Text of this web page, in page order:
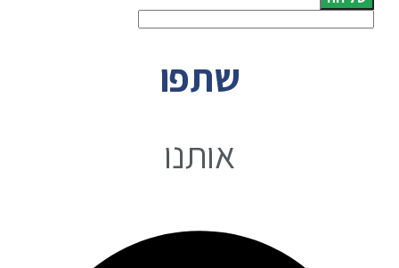
שתפו
אותנו